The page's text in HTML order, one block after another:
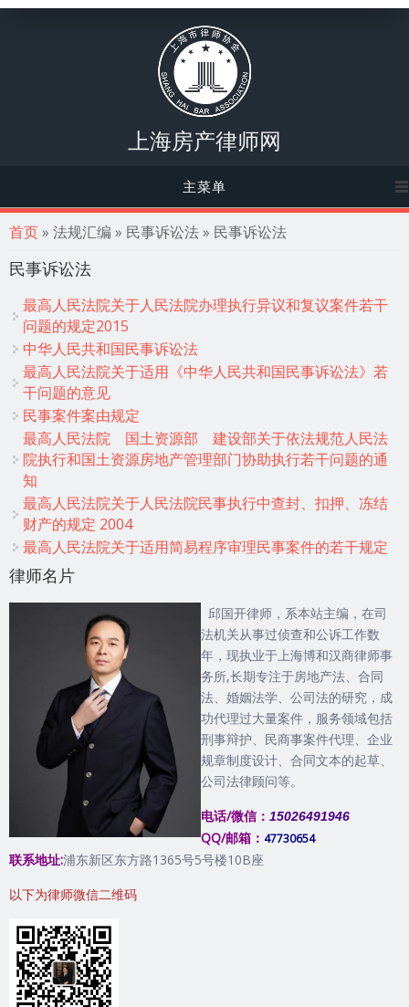
上海房产律师网
主菜单
你在这里
首页» 法规汇编 » 民事诉讼法 » 民事诉讼法
民事诉讼法
最高人民法院关于人民法院办理执行异议和复议案件若干
问题的规定2015
中华人民共和国民事诉讼法
最高人民法院关于适用《中华人民共和国民事诉讼法》若
干问题的意见
民事案件案由规定
最高人民法院 国土资源部 建设部关于依法规范人民法
院执行和国土资源房地产管理部门协助执行若干问题的通
知
最高人民法院关于人民法院民事执行中查封、扣押、冻结
财产的规定 2004
最高人民法院关于适用简易程序审理民事案件的若干规定
律师名片
邱国开律师，系本站主编，在司
法机关从事过侦查和公诉工作数
年，现执业于上海博和汉商律师事
务所,长期专注于房地产法、合同
法、婚姻法学、公司法的研究，成
功代理过大量案件，服务领域包括
刑事辩护、民商事案件代理、企业
规章制度设计、合同文本的起草、
公司法律顾问等。
电话/微信： 15026491946
QQ/邮箱： 47730654
联系地址:浦东新区东方路1365号5号楼10B座
以下为律师微信二维码